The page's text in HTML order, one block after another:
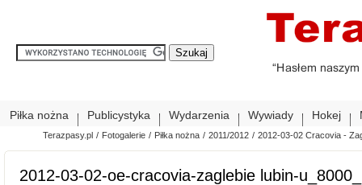
Piłka nożna Publicystyka Wydarzenia Wywiady Hokej
Terazpasy.pl / Fotogalerie / Piłka nożna / 2011/2012 / 2012-03-02 Cracovia -
2012-03-02-oe-cracovia-zaglebie lubin-